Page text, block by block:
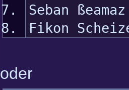
Seban ßeamaz
Fikon
oder